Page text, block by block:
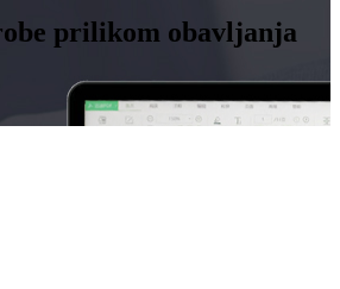
prilikom obavljanja